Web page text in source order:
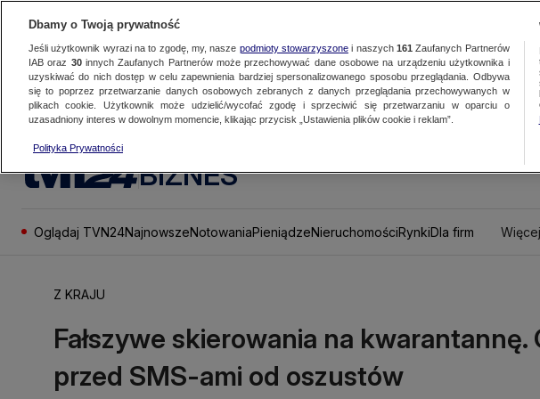
BIZNES
Oglądaj TVN24NajnowszeNotowaniaPieniądzeNieruchomościRynkiDla firm Więcej
Z KRAJU
Fałszywe skierowania na kwarantannę.
przed SMS-ami od oszustów
Dbamy o Twoją prywatność
Jeśli użytkownik wyrazi na to zgodę, my, nasze podmioty stowarzyszonei naszych 161 Zaufanych Partnerów
IAB oraz 30innych Zaufanych Partnerów może przechowywać dane osobowe na urządzeniu użytkownika i
uzyskiwać do nich dostęp w celu zapewnienia bardziej spersonalizowanego sposobu przeglądania. Odbywa
się to poprzez przetwarzanie danych osobowych zebranych z danych przeglądania przechowywanych w
plikach cookie. Użytkownik może udzielić/wycofać zgodę i sprzeciwić się przetwarzaniu w oparciu o
uzasadniony interes w dowolnym momencie, klikając przycisk „Ustawienia plików cookie i reklam”.
Polityka Prywatności